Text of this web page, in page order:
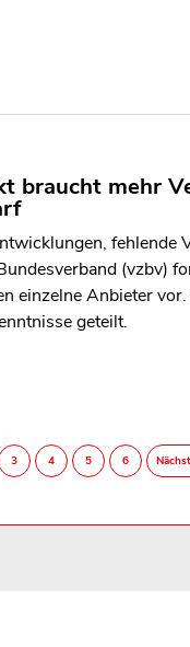
braucht mehr
fehlende
(vzbv)
einzelne Anbieter
geteilt.